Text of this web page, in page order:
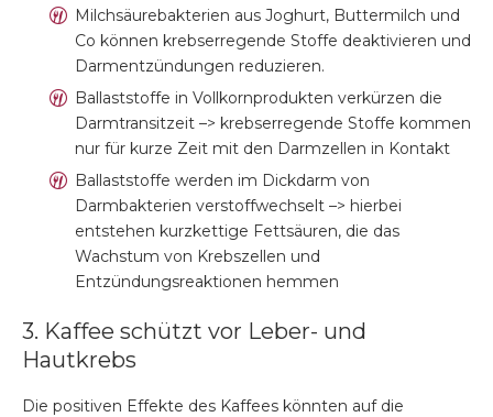
Milchsäurebakterien aus Joghurt, Buttermilch und
Co können krebserregende Stoffe deaktivieren und
Darmentzündungen reduzieren.
Ballaststoffe in Vollkornprodukten verkürzen die
Darmtransitzeit –> krebserregende Stoffe kommen
nur für kurze Zeit mit den Darmzellen in Kontakt
Ballaststoffe werden im Dickdarm von
Darmbakterien verstoffwechselt –> hierbei
entstehen kurzkettige Fettsäuren, die das
Wachstum von Krebszellen und
Entzündungsreaktionen hemmen
3. Kaffee schützt vor Leber- und
Hautkrebs
Die positiven Effekte des Kaffees könnten auf die